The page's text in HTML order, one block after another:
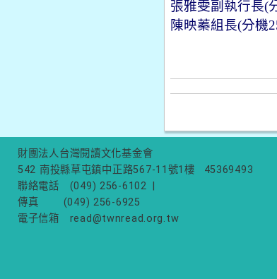
張雅雯副執行長(
陳映蓁組長(分機
財團法人台灣閱讀文化基金會
542 南投縣草屯鎮中正路567-11號1樓
45369493
聯絡電話
(049) 256-6102
傳真
(049) 256-6925
電子信箱
read@twnread.org.tw